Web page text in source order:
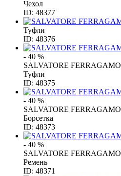
Чехол
ID: 48377
Туфли
ID: 48376
- 40 %
SALVATORE FERRAGAMO
Туфли
ID: 48375
- 40 %
SALVATORE FERRAGAMO
Борсетка
ID: 48373
- 40 %
SALVATORE FERRAGAMO
Ремень
ID: 48371